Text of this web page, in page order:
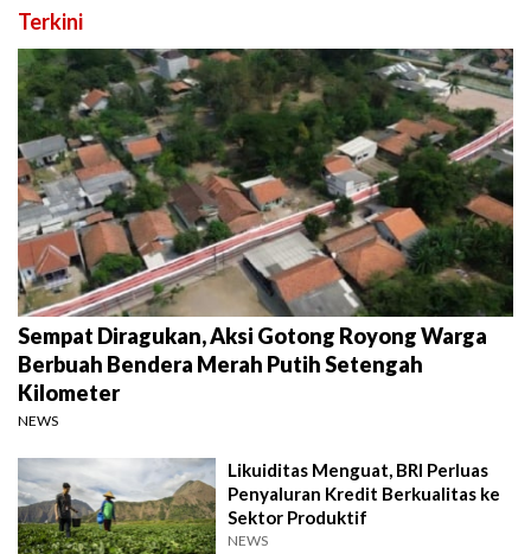
Terkini
Sempat Diragukan, Aksi Gotong Royong Warga
Berbuah Bendera Merah Putih Setengah
Kilometer
NEWS
Likuiditas Menguat, BRI Perluas
Penyaluran Kredit Berkualitas ke
Sektor Produktif
NEWS